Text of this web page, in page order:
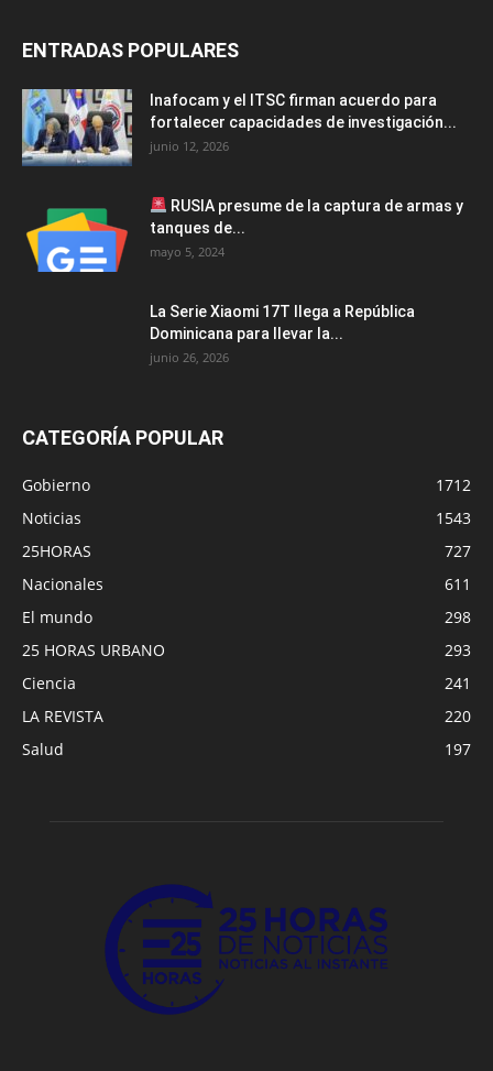
ENTRADAS POPULARES
Inafocam y el ITSC firman acuerdo para
fortalecer capacidades de investigación...
junio 12, 2026
RUSIA presume de la captura de armas y
tanques de...
mayo 5, 2024
La Serie Xiaomi 17T llega a República
Dominicana para llevar la...
junio 26, 2026
CATEGORÍA POPULAR
Gobierno
1712
Noticias
1543
25HORAS
727
Nacionales
611
El mundo
298
25 HORAS URBANO
293
Ciencia
241
LA REVISTA
220
Salud
197